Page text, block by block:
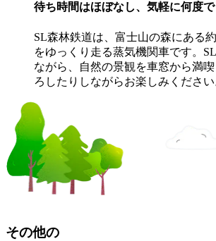
待ち時間はほぼなし、気軽に何度
SL森林鉄道は、富士山の森にある
をゆっくり走る蒸気機関車です。
ながら、自然の景観を車窓から満
ろしたりしながらお楽しみください
その他の